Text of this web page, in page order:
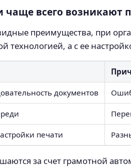
всего возникают
преимущества, при
технологией, а с ее
документов
печати
за счет грамотной